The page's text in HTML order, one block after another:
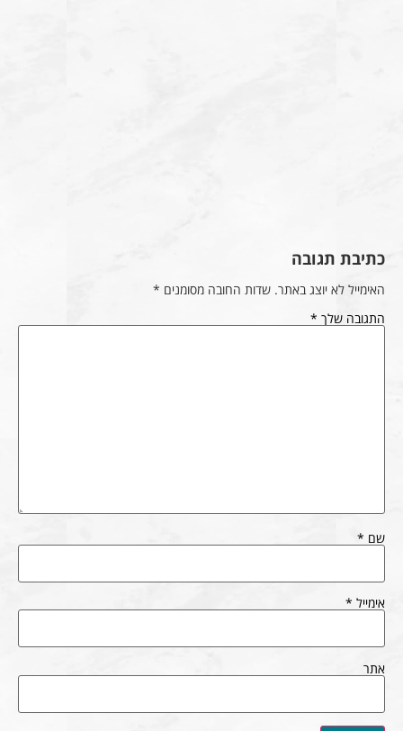
כתיבת תגובה
האימייל לא יוצג באתר. שדות החובה מסומנים *
התגובה שלך *
שם *
אימייל *
אתר